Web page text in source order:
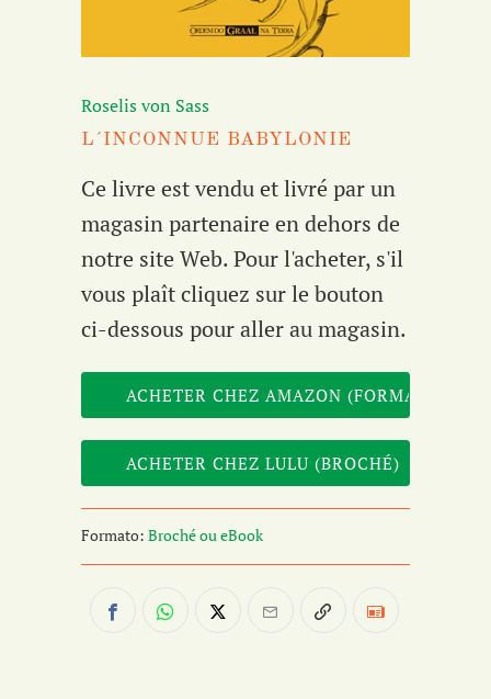
Roselis von Sass
L´INCONNUE BABYLONIE
Ce livre est vendu et livré par un
magasin partenaire en dehors de
notre site Web. Pour l'acheter, s'il
vous plaît cliquez sur le bouton
ci-dessous pour aller au magasin.
Formato: Broché ou eBook